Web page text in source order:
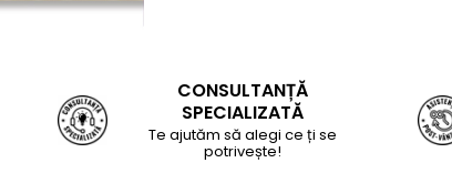
CONSULTANȚĂ
SPECIALIZATĂ
Te ajutăm să alegi ce ți se
potrivește!